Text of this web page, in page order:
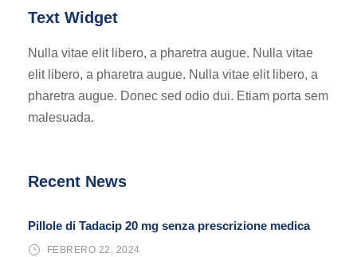
Text Widget
Nulla vitae elit libero, a pharetra augue. Nulla vitae
elit libero, a pharetra augue. Nulla vitae elit libero, a
pharetra augue. Donec sed odio dui. Etiam porta sem
malesuada.
Recent News
Pillole di Tadacip 20 mg senza prescrizione medica
FEBRERO 22, 2024